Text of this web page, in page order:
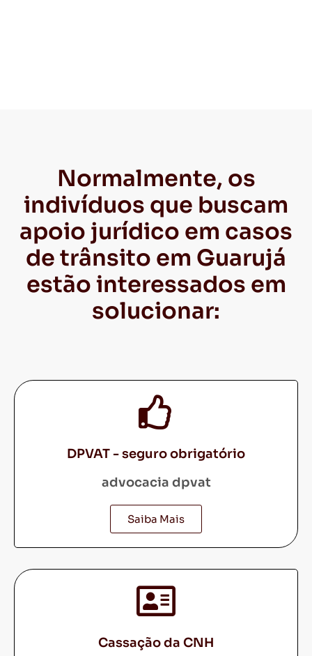
Normalmente, os
indivíduos que buscam
apoio jurídico em casos
de trânsito em Guarujá
estão interessados em
solucionar:
DPVAT - seguro obrigatório
advocacia dpvat
Saiba Mais
Cassação da CNH